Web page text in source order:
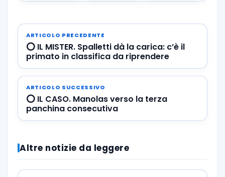
ARTICOLO PRECEDENTE
⭕️ IL MISTER. Spalletti dà la carica: c’è il
primato in classifica da riprendere
ARTICOLO SUCCESSIVO
⭕️ IL CASO. Manolas verso la terza
panchina consecutiva
Altre notizie da leggere